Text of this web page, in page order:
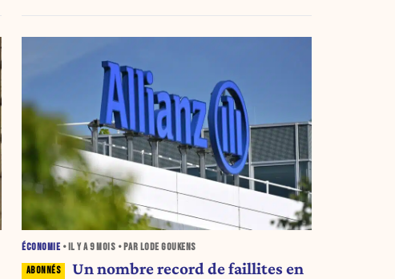
ÉCONOMIE • IL Y A9 MOIS • PAR LODE GOUKENS
Un nombre record de faillites en